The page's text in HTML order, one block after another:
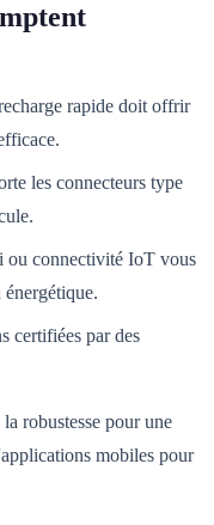
rapide doit offrir
les connecteurs type
ou connectivité IoT vous
certifiées par des
robustesse pour une
mobiles pour